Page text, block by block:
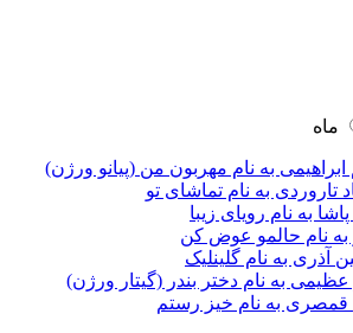
ماه
ابراهیمی به نام مهربون من (پیانو ورژن)
تاروردی به نام تماشای تو
به نام رویای زیبا
به نام حالمو عوض کن
آذری به نام گلینلیک
عظیمی به نام دختر بندر (گیتار ورژن)
قمصری به نام خیز رستم